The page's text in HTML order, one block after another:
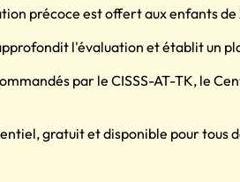
précoce est offert aux enfants de
l'évaluation et établit un
par le CISSS-AT-TK, le
gratuit et disponible pour tous